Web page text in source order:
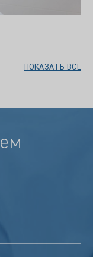
ПОКАЗАТЬ ВСЕ